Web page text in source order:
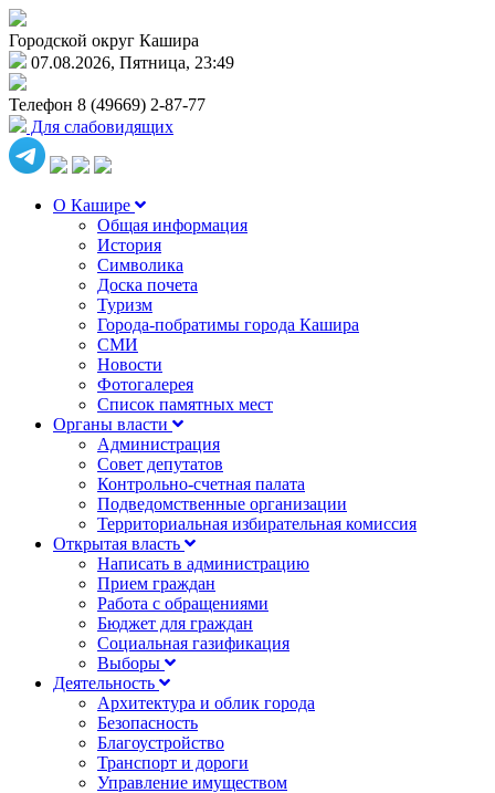
Городской округ Кашира
07.08.2026, Пятница, 23:49
Телефон 8 (49669) 2-87-77
Для слабовидящих
О Кашире
Общая информация
История
Символика
Доска почета
Туризм
Города-побратимы города Кашира
СМИ
Новости
Фотогалерея
Список памятных мест
Органы власти
Администрация
Совет депутатов
Контрольно-счетная палата
Подведомственные организации
Территориальная избирательная комиссия
Открытая власть
Написать в администрацию
Прием граждан
Работа с обращениями
Бюджет для граждан
Социальная газификация
Выборы
Деятельность
Архитектура и облик города
Безопасность
Благоустройство
Транспорт и дороги
Управление имуществом